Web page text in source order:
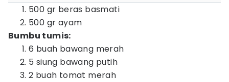
500 gr beras basmati
500 gr ayam
Bumbu tumis:
6 buah bawang merah
5 siung bawang putih
2 buah tomat merah